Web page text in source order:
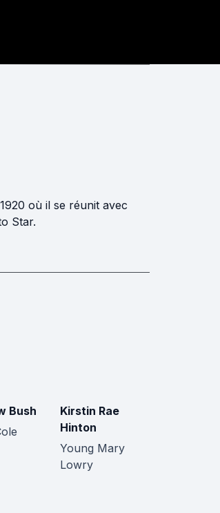
où il se réunit avec
Star.
Bush
Kirstin Rae
Hinton
Young Mary
Lowry